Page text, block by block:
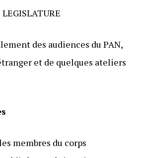
des audiences du PAN,
et de quelques ateliers
membres du corps